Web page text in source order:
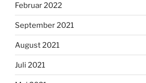
Februar 2022
September 2021
August 2021
Juli 2021